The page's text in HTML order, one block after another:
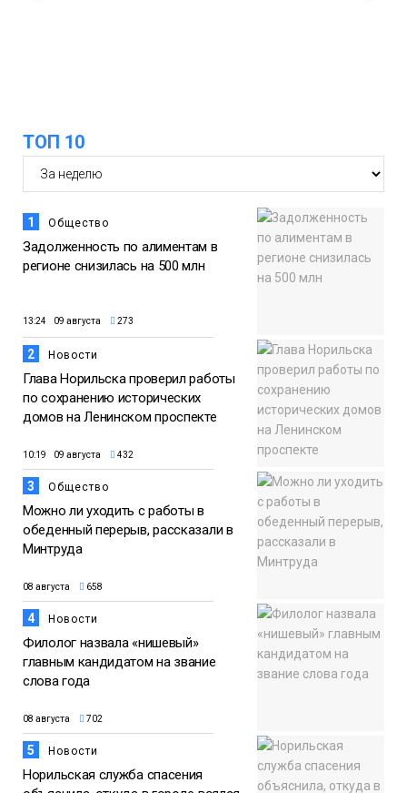
Спорт
ТОП 10
1 Общество
Задолженность по алиментам в
регионе снизилась на 500 млн
13:24 09 августа 273
2 Новости
Глава Норильска проверил работы
по сохранению исторических
домов на Ленинском проспекте
10:19 09 августа 432
3 Общество
Можно ли уходить с работы в
обеденный перерыв, рассказали в
Минтруда
08 августа 658
4 Новости
Филолог назвала «нишевый»
главным кандидатом на звание
слова года
08 августа 702
5 Новости
Норильская служба спасения